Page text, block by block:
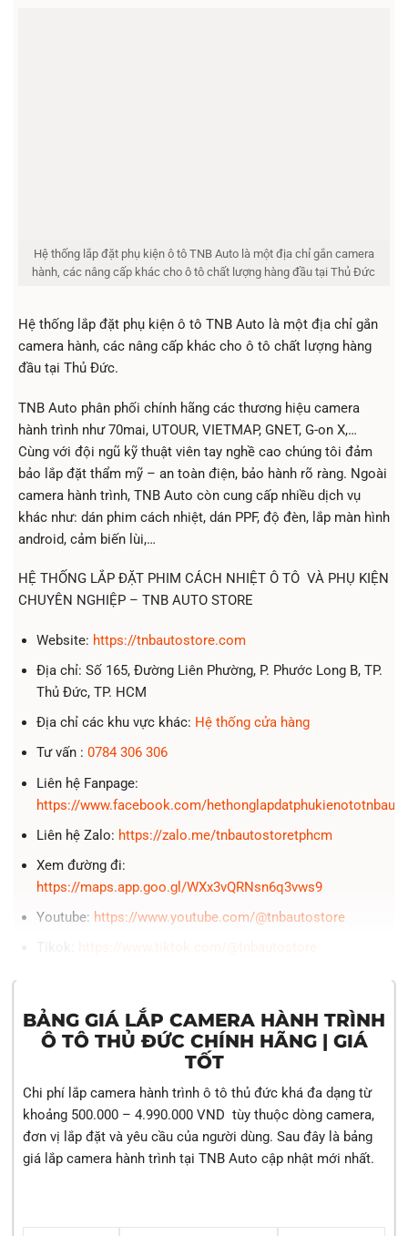
Hệ thống lắp đặt phụ kiện ô tô TNB Auto là một địa chỉ gắn camera
hành, các nâng cấp khác cho ô tô chất lượng hàng đầu tại Thủ Đức
Hệ thống lắp đặt phụ kiện ô tô TNB Auto là một địa chỉ gắn
camera hành, các nâng cấp khác cho ô tô chất lượng hàng
đầu tại Thủ Đức.
TNB Auto phân phối chính hãng các thương hiệu camera
hành trình như 70mai, UTOUR, VIETMAP, GNET, G-on X,…
Cùng với đội ngũ kỹ thuật viên tay nghề cao chúng tôi đảm
bảo lắp đặt thẩm mỹ – an toàn điện, bảo hành rõ ràng. Ngoài
camera hành trình, TNB Auto còn cung cấp nhiều dịch vụ
khác như: dán phim cách nhiệt, dán PPF, độ đèn, lắp màn hình
android, cảm biến lùi,…
HỆ THỐNG LẮP ĐẶT PHIM CÁCH NHIỆT Ô TÔ VÀ PHỤ KIỆN
CHUYÊN NGHIỆP – TNB AUTO STORE
Website: https://tnbautostore.com
Địa chỉ: Số 165, Đường Liên Phường, P. Phước Long B, TP.
Thủ Đức, TP. HCM
Địa chỉ các khu vực khác: Hệ thống cửa hàng
Tư vấn : 0784 306 306
Liên hệ Fanpage:
https://www.facebook.com/
Liên hệ Zalo: https://zalo.me/tnbautostoretphcm
Xem đường đi:
https://maps.app.goo.gl/WXx3vQRNsn6q3vws9
Youtube: https://www.youtube.com/@tnbautostore
BẢNG GIÁ LẮP CAMERA HÀNH TRÌNH
Ô TÔ THỦ ĐỨC CHÍNH HÃNG | GIÁ
TỐT
Chi phí lắp camera hành trình ô tô thủ đức khá đa dạng từ
khoảng 500.000 – 4.990.000 VND tùy thuộc dòng camera,
đơn vị lắp đặt và yêu cầu của người dùng. Sau đây là bảng
giá lắp camera hành trình tại TNB Auto cập nhật mới nhất.